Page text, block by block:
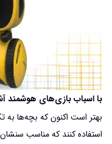
با اسباب بازی‌های هوشمند
بهتر است اکنون که بچه‌ها به
استفاده کنند که مناسب